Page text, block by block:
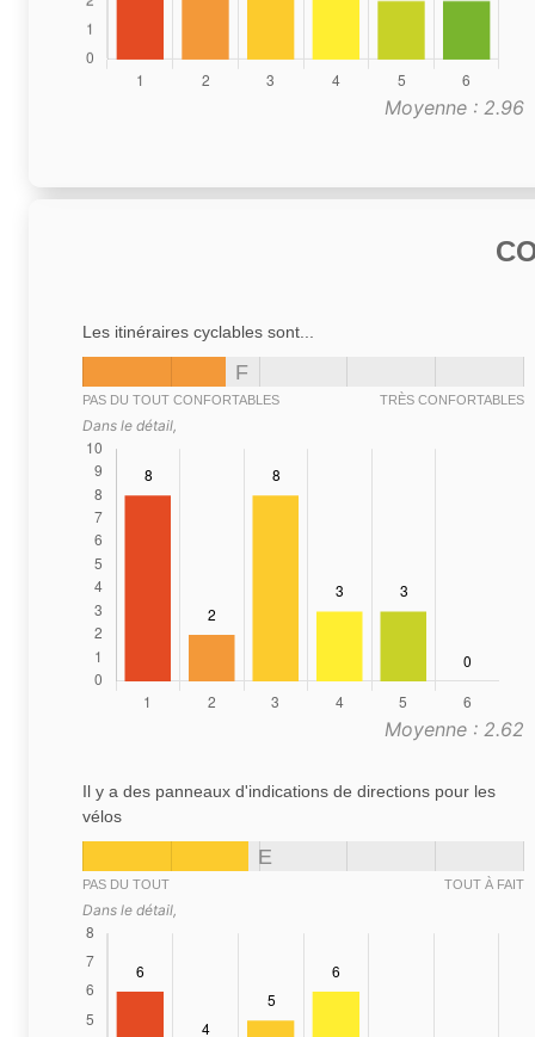
Moyenne : 2.96
Les itinéraires cyclables sont...
F
PAS DU TOUT CONFORTABLES TRÈS CONFORTABLES
Dans le détail,
Moyenne : 2.62
Il y a des panneaux d'indications de directions pour les
vélos
E
PAS DU TOUT TOUT À FAIT
Dans le détail,